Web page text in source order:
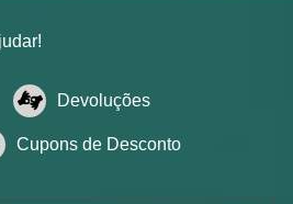
Devoluções
Cupons de Desconto